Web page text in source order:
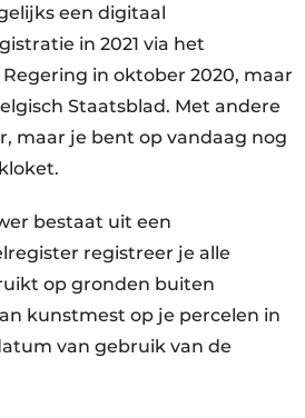
een digitaal
in 2021 via het
in oktober 2020, maar
Staatsblad. Met andere
maar je bent op vandaag nog
bestaat uit een
registreer je alle
op gronden buiten
kunstmest op je percelen in
van gebruik van de